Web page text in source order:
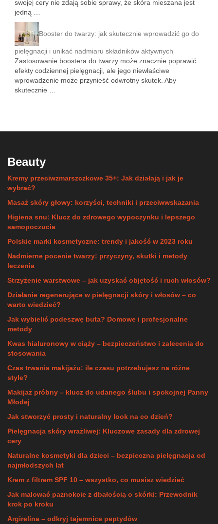
swojej cery nie zdają sobie sprawy, że skóra mieszana jest
jedną …
Booster do twarzy: jak skutecznie wprowadzić go do
pielęgnacji i unikać nadmiaru składników aktywnych
Zastosowanie boostera do twarzy może znacznie poprawić
efekty codziennej pielęgnacji, ale jego niewłaściwe
wprowadzenie może przynieść odwrotny skutek. Aby
skutecznie …
Beauty
Kremy przeciwzmarszczkowe 35+: Jak działają i jak je
wybrać?
Masaż skóry głowy: korzyści, techniki i przeciwwskazania
Higiena snu: Klucz do zdrowego wypoczynku i lepszego
samopoczucia
Polskie marki kosmetyczne: trendy i jakość w 2023 roku
Nadmierne pocenie twarzy: przyczyny, skutki i metody
leczenia
Strzyżenie warstwowe – jak uzyskać objętość i ruch włosów?
Działanie regenerujące w pielęgnacji skóry i włosów – co
warto wiedzieć?
Jak wybielić podeszwę buta? Domowe i profesjonalne
metody
Kwas hialuronowy w ciąży – bezpieczeństwo i zalecenia do
stosowania
Czas trwania makijażu: ile czasu potrzebujesz na różne
style?
Makijaż próbny – klucz do udanego ślubu i spokojnej Panny
Młodej
Jak stworzyć prosty i naturalny look na co dzień?
Pielęgnacja skóry wrażliwej: Kluczowe zasady dla zdrowej
cery
Naturalne kosmetyki dla dzieci – bezpieczna pielęgnacja od
najmłodszych lat
Krem z filtrem SPF 10 – wszystko, co musisz wiedzieć
Jak malować paznokcie z dbałością o skórki: Przewodnik
krok po kroku
Argirelina – odkryj tajemnice peptydów